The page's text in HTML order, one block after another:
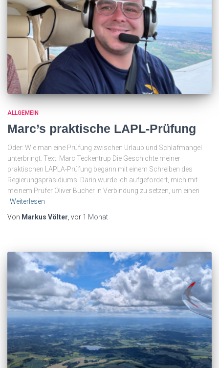
ALLGEMEIN
Marc’s praktische LAPL-Prüfung
Oder: Wie man eine Prüfung zwischen Urlaub und Schlafmangel
unterbringt. Text: Marc Teckentrup Die Geschichte meiner
praktischen LAPLA-Prüfung begann mit einem Schreiben des
Regierungspräsidiums. Darin wurde ich aufgefordert, mich mit
meinem Prüfer Oliver Bucher in Verbindung zu setzen, um einen
Weiterlesen
Von Markus Völter, vor 1 Monat